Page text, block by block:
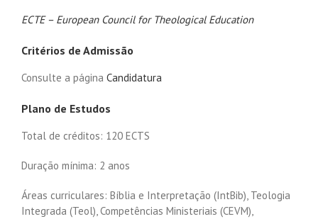
ECTE – European Council for Theological Education
Critérios de Admissão
Consulte a página Candidatura
Plano de Estudos
Total de créditos: 120 ECTS
Duração mínima: 2 anos
Áreas curriculares: Bíblia e Interpretação (IntBib), Teologia
Integrada (Teol), Competências Ministeriais (CEVM),